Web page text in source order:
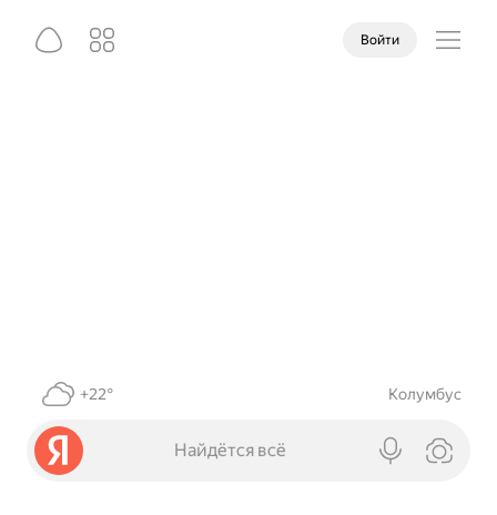
Войти
+22° Колумбус
Найдётся всё